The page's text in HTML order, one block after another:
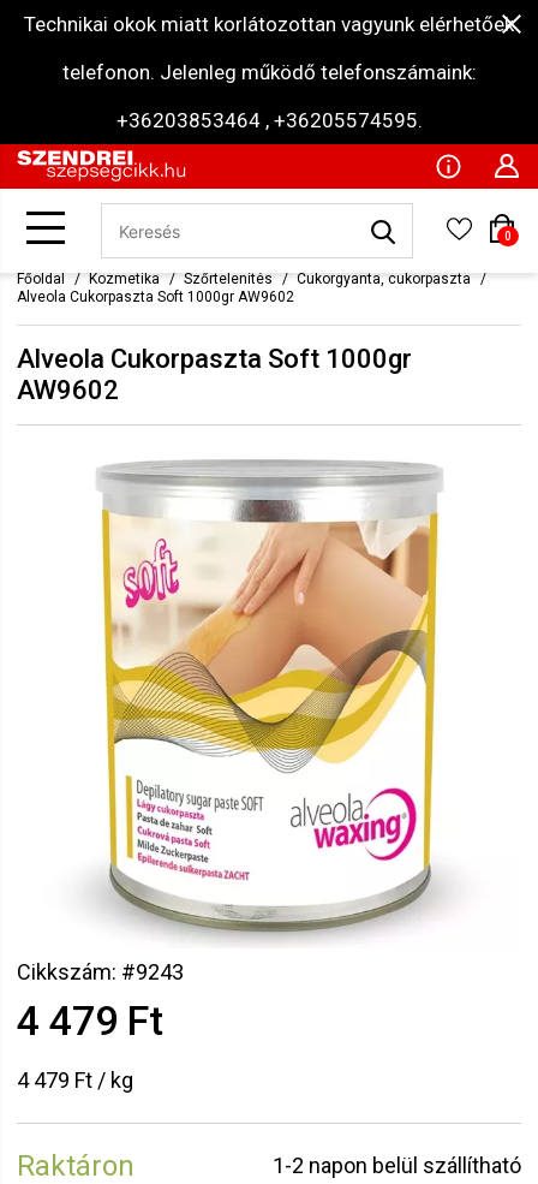
Technikai okok miatt korlátozottan vagyunk elérhetőek
telefonon. Jelenleg működő telefonszámaink:
+36203853464 , +36205574595.
0
Főoldal Kozmetika Szőrtelenítés
Cukorgyanta, cukorpaszta
Alveola Cukorpaszta Soft 1000gr AW9602
Alveola Cukorpaszta Soft 1000gr
AW9602
Cikkszám: #9243
4 479 Ft
4 479 Ft / kg
Raktáron 1-2 napon belül szállítható